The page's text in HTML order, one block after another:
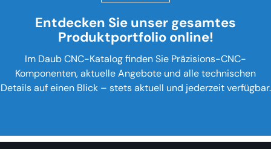
Entdecken Sie unser gesamtes
Produktportfolio online!
Im Daub CNC-Katalog finden Sie Präzisions-CNC-
Komponenten, aktuelle Angebote und alle technischen
Details auf einen Blick – stets aktuell und jederzeit verfügbar.